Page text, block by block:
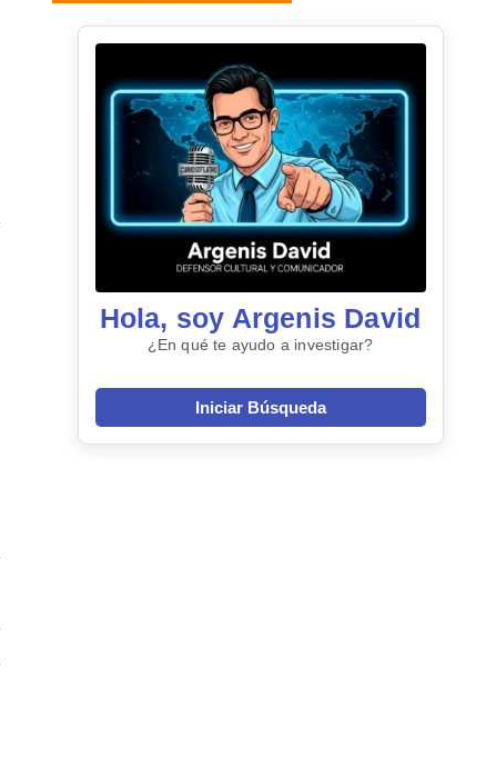
Hola, soy Argenis David
¿En qué te ayudo a investigar?
Iniciar Búsqueda